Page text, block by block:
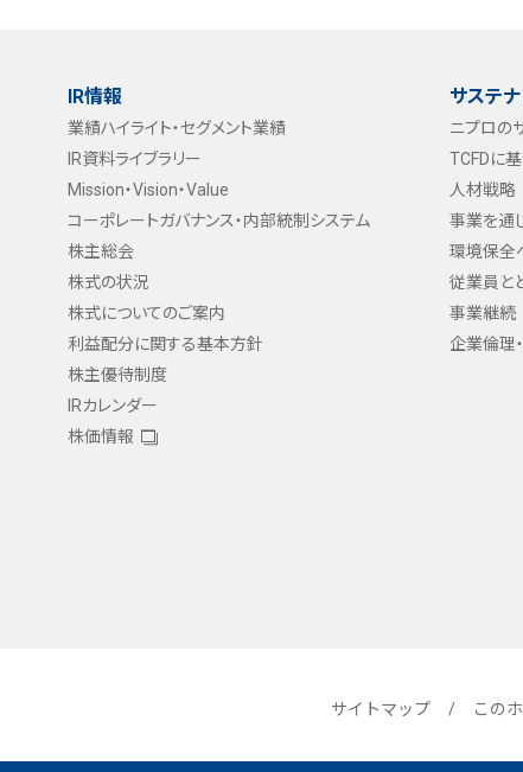
IR情報
業績ハイライト・セグメント業績
IR資料ライブラリー
Mission・Vision・Value
コーポレートガバナンス・内部統制システム
株主総会
株式の状況
株式についてのご案内
利益配分に関する基本方針
株主優待制度
IRカレンダー
株価情報
サステ
ニプロの
TCFDに
人材戦略
事業を通
環境保全
従業員と
事業継続
企業倫理
サイトマップ この